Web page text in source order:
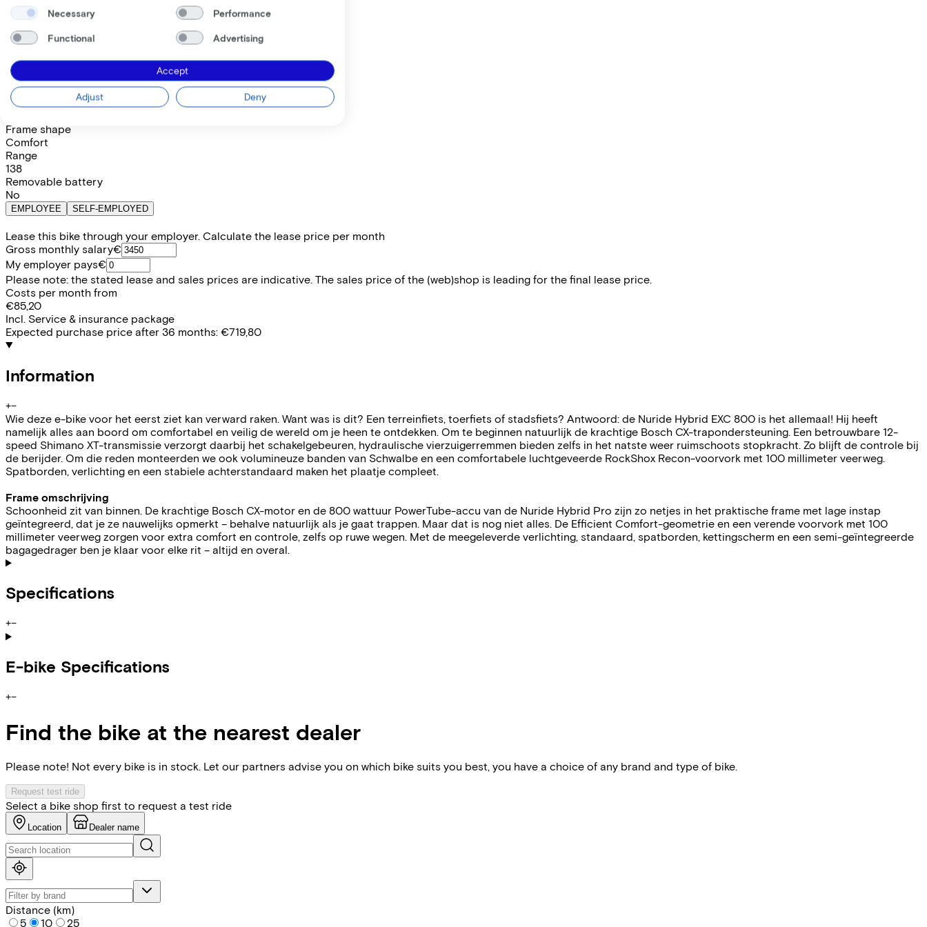
Save €775,05 compared to buying.
Frame shape
Available colours
Battery options
800 Wh
Frame shape
Comfort
Range
138
Removable battery
No
EMPLOYEE SELF-EMPLOYED
Lease this bike through your employer. Calculate the lease price per month
Gross monthly salary€
My employer pays€
Please note: the stated lease and sales prices are indicative. The sales price of the (web)shop is leading for the final lease price.
Costs per month from
€85,20
Incl. Service & insurance package
Expected purchase price after 36 months: €719,80
Information
+−
Wie deze e-bike voor het eerst ziet kan verward raken. Want was is dit? Een terreinfiets, toerfiets of stadsfiets? Antwoord: de Nuride Hybrid EXC 800 is het allemaal! Hij heeft
namelijk alles aan boord om comfortabel en veilig de wereld om je heen te ontdekken. Om te beginnen natuurlijk de krachtige Bosch CX-trapondersteuning. Een betrouwbare 12-
speed Shimano XT-transmissie verzorgt daarbij het schakelgebeuren, hydraulische vierzuigerremmen bieden zelfs in het natste weer ruimschoots stopkracht. Zo blijft de controle bij
de berijder. Om die reden monteerden we ook volumineuze banden van Schwalbe en een comfortabele luchtgeveerde RockShox Recon-voorvork met 100 millimeter veerweg.
Spatborden, verlichting en een stabiele achterstandaard maken het plaatje compleet.
Frame omschrijving
Schoonheid zit van binnen. De krachtige Bosch CX-motor en de 800 wattuur PowerTube-accu van de Nuride Hybrid Pro zijn zo netjes in het praktische frame met lage instap
geïntegreerd, dat je ze nauwelijks opmerkt – behalve natuurlijk als je gaat trappen. Maar dat is nog niet alles. De Efficient Comfort-geometrie en een verende voorvork met 100
millimeter veerweg zorgen voor extra comfort en controle, zelfs op ruwe wegen. Met de meegeleverde verlichting, standaard, spatborden, kettingscherm en een semi-geïntegreerde
bagagedrager ben je klaar voor elke rit – altijd en overal.
Specifications
+−
E-bike Specifications
+−
Find the bike at the nearest dealer
Please note! Not every bike is in stock. Let our partners advise you on which bike suits you best, you have a choice of any brand and type of bike.
Request test ride
Select a bike shop first to request a test ride
Location Dealer name
Distance (km)
5
10 25
Necessary Performance
Functional Advertising
Accept
Adjust Deny